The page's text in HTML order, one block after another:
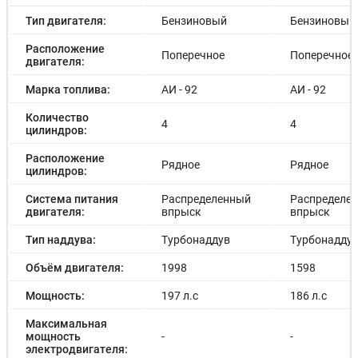
Тип двигателя: Бензиновый Бензиновый
Расположение
двигателя:
Поперечное Поперечное
Марка топлива: АИ - 92 АИ - 92
Количество
цилиндров:
4 4
Расположение
цилиндров:
Рядное Рядное
Система питания
двигателя:
Распределенный
впрыск
впрыск
Тип наддува: Турбонаддув Турбонаддув
Объём двигателя: 1998 1598
Мощность: 197 л.с 186 л.с
Максимальная
мощность
электродвигателя:
- -